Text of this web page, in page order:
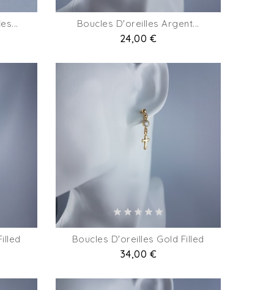
Boucles D'oreilles Argent...
Prix
24,00 €
Boucles D'oreilles Gold Filled
Prix
34,00 €